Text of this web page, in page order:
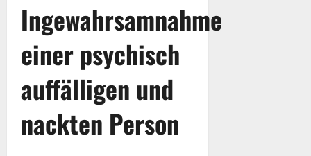
Ingewahrsamnahme
einer psychisch
auffälligen und
nackten Person